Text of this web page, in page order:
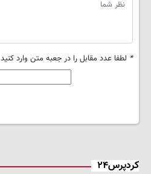
* لطفا عدد مقابل را در جعبه متن وارد کنید
کردپرس۲۴